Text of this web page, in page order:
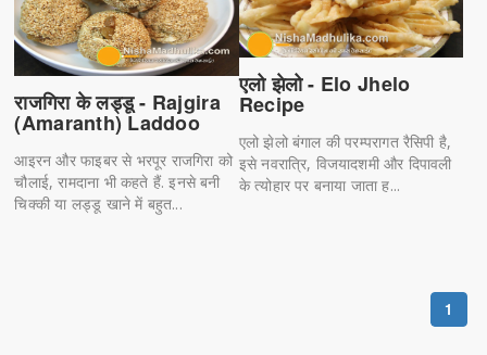
राजगिरा के लड्डू - Rajgira
(Amaranth) Laddoo
आइरन और फाइबर से भरपूर राजगिरा को
चौलाई, रामदाना भी कहते हैं. इनसे बनी
चिक्की या लड्डू खाने में बहुत...
एलो झेलो - Elo Jhelo
Recipe
एलो झेलो बंगाल की परम्परागत रैसिपी है,
इसे नवरात्रि, विजयादशमी और दिपावली
के त्योहार पर बनाया जाता ह...
1